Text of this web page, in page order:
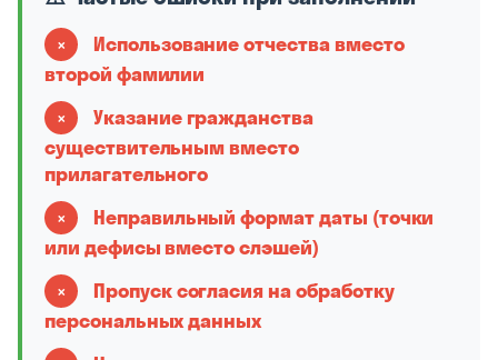
✗
Использование отчества вместо
второй фамилии
✗
Указание гражданства
существительным вместо
прилагательного
✗
Неправильный формат даты (точки
или дефисы вместо слэшей)
✗
Пропуск согласия на обработку
персональных данных